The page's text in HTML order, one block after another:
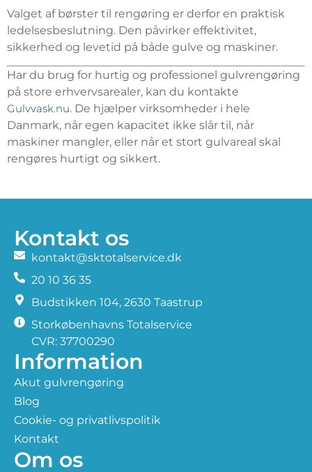
Valget af børster til rengøring er derfor en praktisk
ledelsesbeslutning. Den påvirker effektivitet,
sikkerhed og levetid på både gulve og maskiner.
Har du brug for hurtig og professionel gulvrengøring
på store erhvervsarealer, kan du kontakte
Gulvvask.nu. De hjælper virksomheder i hele
Danmark, når egen kapacitet ikke slår til, når
maskiner mangler, eller når et stort gulvareal skal
rengøres hurtigt og sikkert.
Kontakt os
kontakt@sktotalservice.dk
20 10 36 35
​Budstikken 104, 2630 Taastrup
Storkøbenhavns Totalservice
CVR: 37700290
Information
Akut gulvrengøring
Blog
Cookie- og privatlivspolitik
Kontakt
Om os